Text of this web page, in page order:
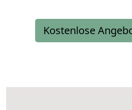
Kostenlose